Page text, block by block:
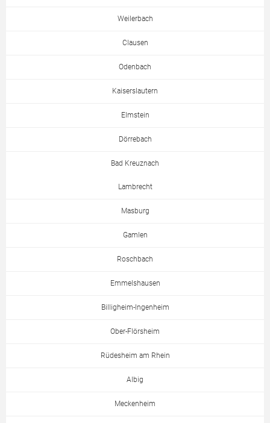
Weilerbach
Clausen
Odenbach
Kaiserslautern
Elmstein
Dörrebach
Bad Kreuznach
Lambrecht
Masburg
Gamlen
Roschbach
Emmelshausen
Billigheim-Ingenheim
Ober-Flörsheim
Rüdesheim am Rhein
Albig
Meckenheim